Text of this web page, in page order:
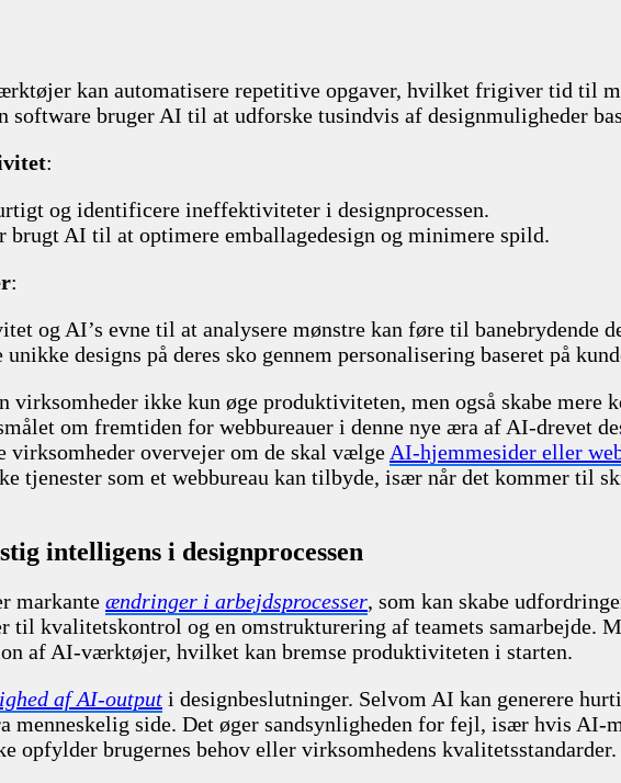
kan automatisere repetitive opgaver, hvilket frigiver tid til
software bruger AI til at udforske tusindvis af designmuligheder
:
og identificere ineffektiviteter i designprocessen.
brugt AI til at optimere emballagedesign og minimere spild.
:
og AI’s evne til at analysere mønstre kan føre til banebrydende
designs på deres sko gennem personalisering baseret på
ikke kun øge produktiviteten, men også skabe mere
om fremtiden for webbureauer i denne nye æra af AI-drevet
virksomheder overvejer om de skal vælge AI-hjemmesider eller
tjenester som et webbureau kan tilbyde, især når det kommer til
intelligens i designprocessen
markante ændringer i arbejdsprocesser, som kan skabe
kvalitetskontrol og en omstrukturering af teamets samarbejde.
af AI-værktøjer, hvilket kan bremse produktiviteten i starten.
af AI-output i designbeslutninger. Selvom AI kan generere
side. Det øger sandsynligheden for fejl, især hvis AI-
opfylder brugernes behov eller virksomhedens kvalitetsstandarder.